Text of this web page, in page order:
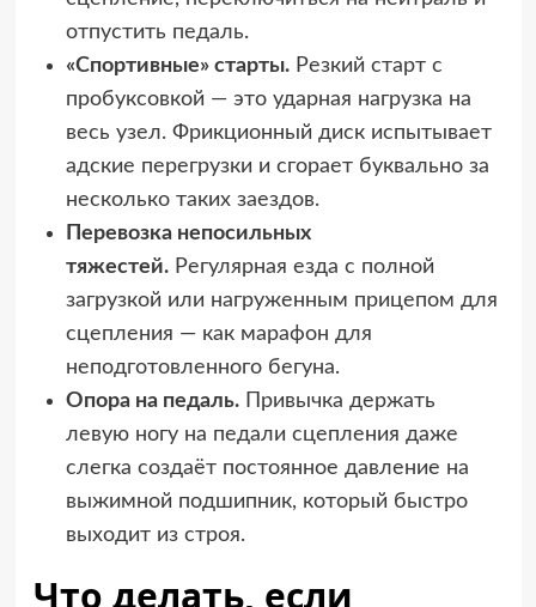
отпустить педаль.
«Спортивные» старты.Резкий старт с
пробуксовкой — это ударная нагрузка на
весь узел. Фрикционный диск испытывает
адские перегрузки и сгорает буквально за
несколько таких заездов.
Перевозка непосильных
тяжестей.Регулярная езда с полной
загрузкой или нагруженным прицепом для
сцепления — как марафон для
неподготовленного бегуна.
Опора на педаль.Привычка держать
левую ногу на педали сцепления даже
слегка создаёт постоянное давление на
выжимной подшипник, который быстро
выходит из строя.
Что делать, если